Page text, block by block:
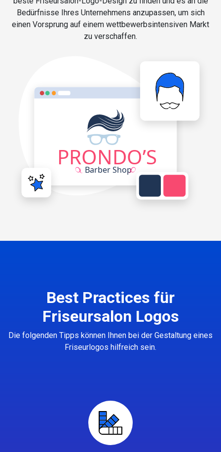
Bedürfnisse Ihres Unternehmens anzupassen, um sich
einen Vorsprung auf einem wettbewerbsintensiven Markt
zu verschaffen.
Best Practices für
Friseursalon Logos
Die folgenden Tipps können Ihnen bei der Gestaltung eines
Friseurlogos hilfreich sein.